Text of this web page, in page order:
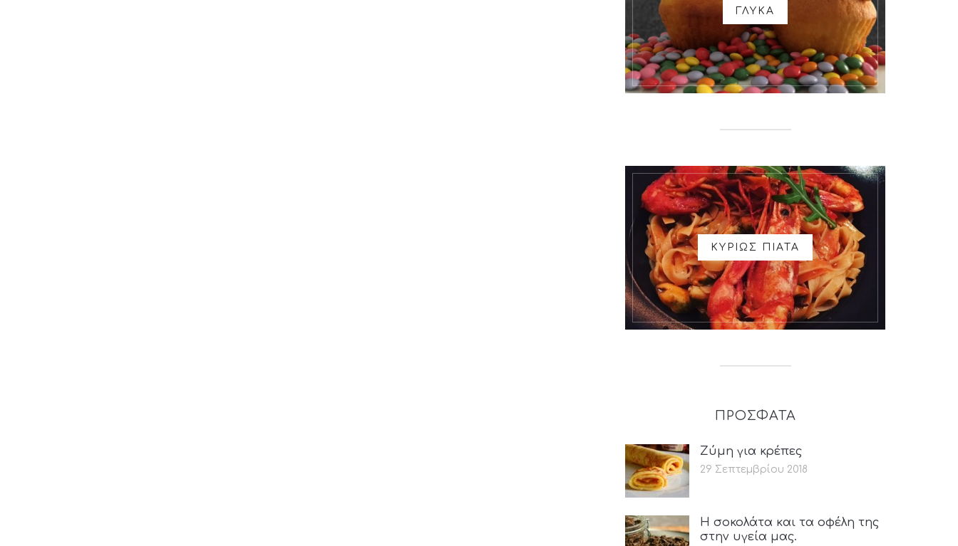
ΓΛΥΚΑ
ΚΥΡΙΩΣ ΠΙΑΤΑ
ΠΡΟΣΦΑΤΑ
Ζύμη για κρέπες
29 Σεπτεμβρίου 2018
Η σοκολάτα και τα οφέλη της
στην υγεία μας.